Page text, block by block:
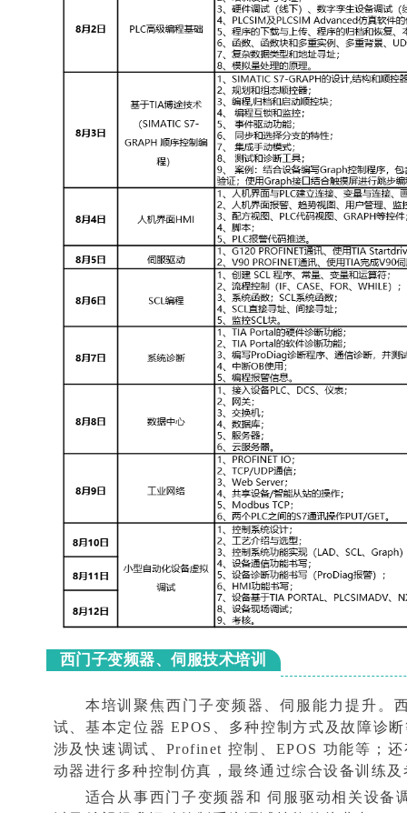
西门子变频器、伺服技术培训
本培训聚焦西门子变频器、伺服能力提升。
试、基本定位器 EPOS、多种控制方式及故障诊
涉及快速调试、Profinet 控制、EPOS 功能等；
动器进行多种控制仿真，最终通过综合设备训练
适合从事西门子变频器和 伺服驱动相关设备